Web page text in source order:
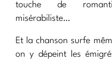
touche de
misérabiliste…
Et la chanson surfe
on y dépeint les